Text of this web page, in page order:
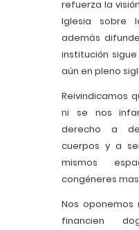
refuerza la
Iglesia sobre
además
institución
aún en pleno
Reivindicamos
ni se nos
derecho a
cuerpos y a
mismos
congéneres
Nos
financien